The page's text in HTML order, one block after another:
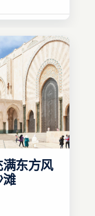
东方风
滩